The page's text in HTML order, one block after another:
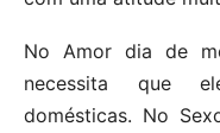
No Amor dia de
necessita que
domésticas. No